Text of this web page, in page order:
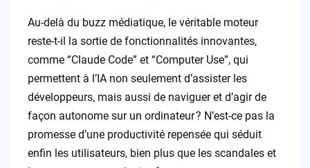
Au-delà du buzz médiatique, le véritable moteur
reste-t-il la sortie de fonctionnalités innovantes,
comme “Claude Code” et “Computer Use”, qui
permettent à l’IA non seulement d’assister les
développeurs, mais aussi de naviguer et d’agir de
façon autonome sur un ordinateur ? N’est-ce pas la
promesse d’une productivité repensée qui séduit
enfin les utilisateurs, bien plus que les scandales et